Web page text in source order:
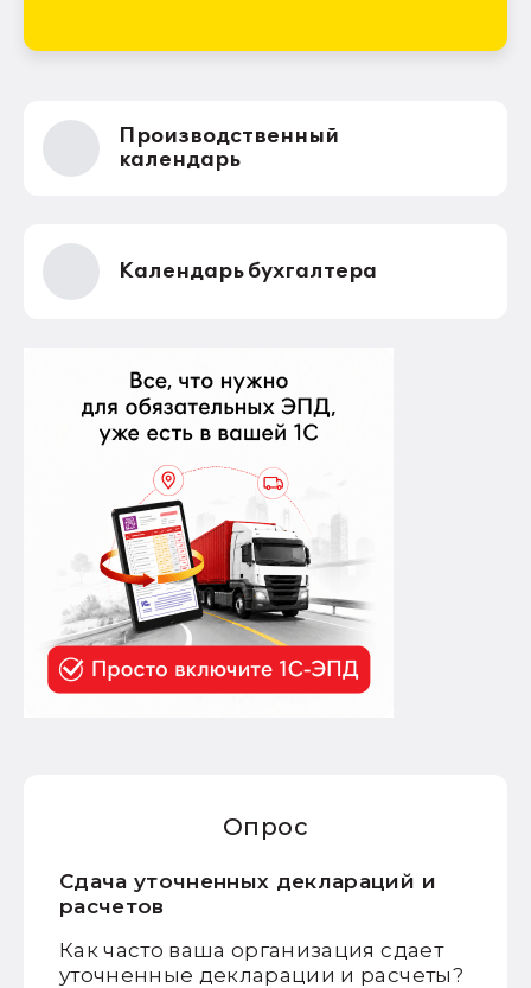
Производственный
календарь
Календарь бухгалтера
Опрос
Сдача уточненных деклараций и
расчетов
Как часто ваша организация сдает
уточненные декларации и расчеты?